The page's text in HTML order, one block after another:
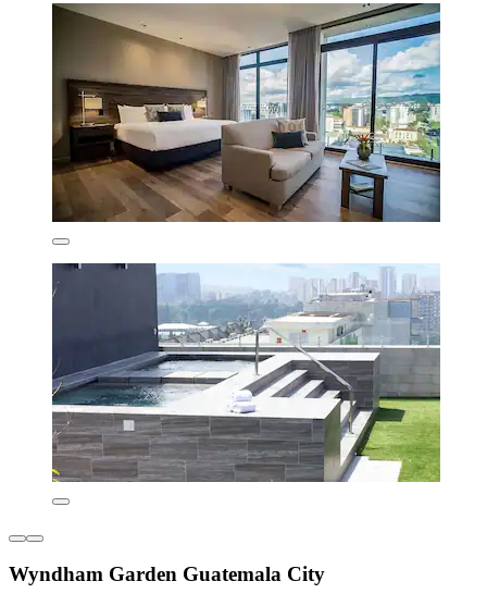
Wyndham Garden Guatemala City